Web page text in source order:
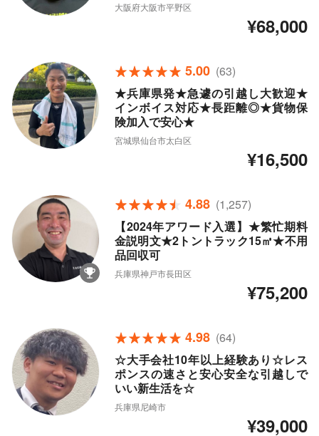
大阪府大阪市平野区
¥68,000
5.00 (63)
★兵庫県発★急遽の引越し大歓迎★
インボイス対応★長距離◎★貨物保
険加入で安心★
宮城県仙台市太白区
¥16,500
4.88 (1,257)
【2024年アワード入選】★繁忙期料
金説明文★2トントラック15㎥★不用
品回収可
兵庫県神戸市長田区
¥75,200
4.98 (64)
☆大手会社10年以上経験あり☆レス
ポンスの速さと安心安全な引越しで
いい新生活を☆
兵庫県尼崎市
¥39,000